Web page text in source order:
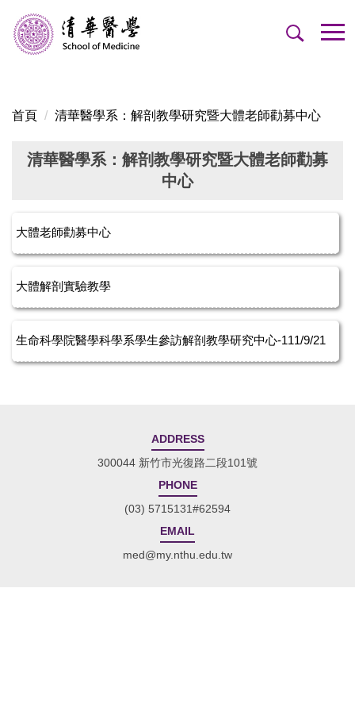
到
主
容
首頁 清華醫學系：解剖教學研究暨大體老師勸募中心
清華醫學系：解剖教學研究暨大體老師勸募
中心
大體老師勸募中心
大體解剖實驗教學
生命科學院醫學科學系學生參訪解剖教學研究中心-111/9/21
ADDRESS
300044 新竹市光復路二段101號
PHONE
(03) 5715131#62594
EMAIL
med@my.nthu.edu.tw